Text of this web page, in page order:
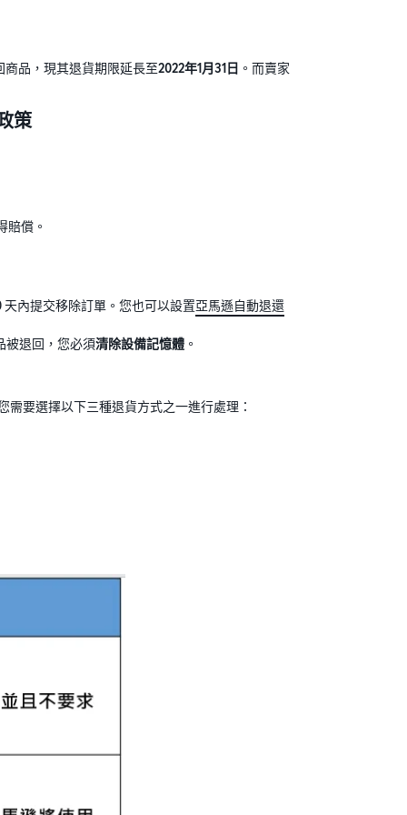
品，現其退貨期限延長至2022年1月31日 。而賣家
策
賠償。
天內提交移除訂單。您也可以設置亞馬遜自動退還
被退回，您必須清除設備記憶體 。
要選擇以下三種退貨方式之一進行處理：